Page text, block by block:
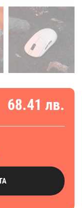
68.41 лв.